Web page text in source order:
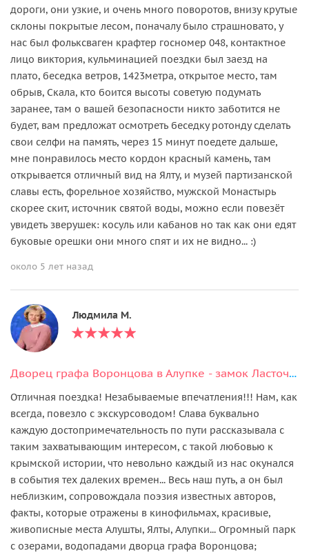
дороги, они узкие, и очень много поворотов, внизу крутые
склоны покрытые лесом, поначалу было страшновато, у
нас был фольксваген крафтер госномер 048, контактное
лицо виктория, кульминацией поездки был заезд на
плато, беседка ветров, 1423метра, открытое место, там
обрыв, Скала, кто боится высоты советую подумать
заранее, там о вашей безопасности никто заботится не
будет, вам предложат осмотреть беседку ротонду сделать
свои селфи на память, через 15 минут поедете дальше,
мне понравилось место кордон красный камень, там
открывается отличный вид на Ялту, и музей партизанской
славы есть, форельное хозяйство, мужской Монастырь
скорее скит, источник святой воды, можно если повезёт
увидеть зверушек: косуль или кабанов но так как они едят
буковые орешки они много спят и их не видно... :)
около 5 лет назад
Людмила М.
Дворец графа Воронцова в Алупке - замок Ласточкино гнездо - Ялта
Отличная поездка! Незабываемые впечатления!!! Нам, как
всегда, повезло с экскурсоводом! Слава буквально
каждую достопримечательность по пути рассказывала с
таким захватывающим интересом, с такой любовью к
крымской истории, что невольно каждый из нас окунался
в события тех далеких времен... Весь наш путь, а он был
неблизким, сопровождала поэзия известных авторов,
факты, которые отражены в кинофильмах, красивые,
живописные места Алушты, Ялты, Алупки... Огромный парк
с озерами, водопадами дворца графа Воронцова;